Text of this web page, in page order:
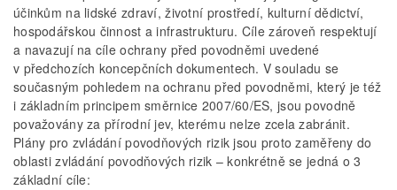
účinkům na lidské zdraví, životní prostředí, kulturní dědictví,
hospodářskou činnost a infrastrukturu. Cíle zároveň respektují
a navazují na cíle ochrany před povodněmi uvedené
v předchozích koncepčních dokumentech. V souladu se
současným pohledem na ochranu před povodněmi, který je též
i základním principem směrnice 2007/60/ES, jsou povodně
považovány za přírodní jev, kterému nelze zcela zabránit.
Plány pro zvládání povodňových rizik jsou proto zaměřeny do
oblasti zvládání povodňových rizik – konkrétně se jedná o 3
základní cíle: